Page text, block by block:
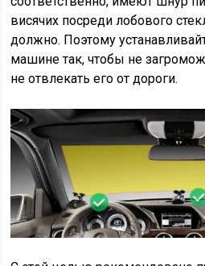
висячих посреди лобового
должно. Поэтому
машине так, чтобы не
не отвлекать его от дороги.